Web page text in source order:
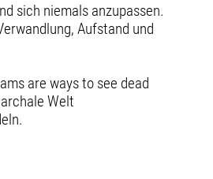
sich niemals anzupassen.
Aufstand und
are ways to see dead
Welt